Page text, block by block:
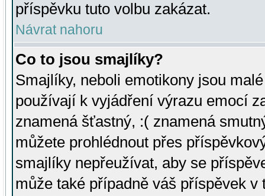
příspěvku tuto volbu zakázat.
Návrat nahoru
Co to jsou smajlíky?
Smajlíky, neboli emotikony jsou
používají k vyjádření výrazu emocí
znamená šťastný, :( znamená
můžete prohlédnout přes
smajlíky nepřeužívat, aby se
může také případně váš příspěvek v